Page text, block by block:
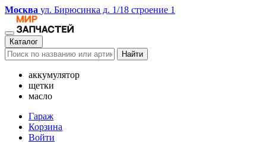
Москва ул. Бирюсинка д. 1/18 строение 1
Каталог
Найти
аккумулятор
щетки
масло
Гараж
Корзина
Войти